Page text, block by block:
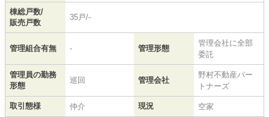
棟総戸数/
販売戸数
35戸/-
管理組合有無 - 管理形態
管理会社に全部
委託
管理員の勤務
形態
巡回 管理会社
野村不動産パー
トナーズ
取引態様 仲介 現況 空家